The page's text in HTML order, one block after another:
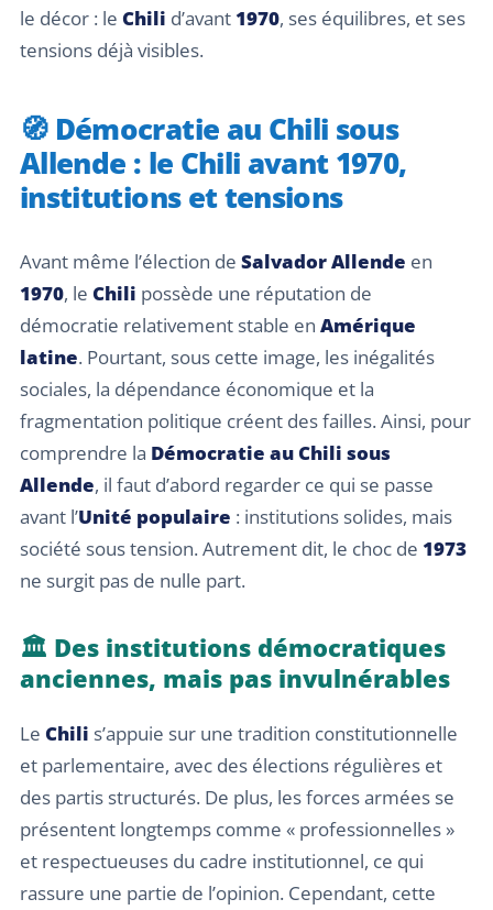
le décor : le Chili d’avant 1970, ses équilibres, et ses
tensions déjà visibles.
🧭 Démocratie au Chili sous
Allende : le Chili avant 1970,
institutions et tensions
Avant même l’élection de Salvador Allende en
1970, le Chili possède une réputation de
démocratie relativement stable en Amérique
latine. Pourtant, sous cette image, les inégalités
sociales, la dépendance économique et la
fragmentation politique créent des failles. Ainsi, pour
comprendre la Démocratie au Chili sous
Allende, il faut d’abord regarder ce qui se passe
avant l’Unité populaire : institutions solides, mais
société sous tension. Autrement dit, le choc de 1973
ne surgit pas de nulle part.
🏛️ Des institutions démocratiques
anciennes, mais pas invulnérables
Le Chili s’appuie sur une tradition constitutionnelle
et parlementaire, avec des élections régulières et
des partis structurés. De plus, les forces armées se
présentent longtemps comme « professionnelles »
et respectueuses du cadre institutionnel, ce qui
rassure une partie de l’opinion. Cependant, cette